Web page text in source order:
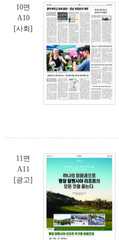
10면
A10
[사회]
11면
A11
[광고]